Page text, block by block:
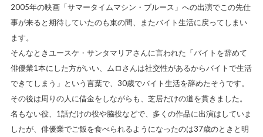
2005年の映画「サマータイムマシン・ブルース」への出演でこの先仕
事が来ると期待していたのも束の間、またバイト生活に戻ってしまい
ます。
そんなときユースケ・サンタマリアさんに言われた「バイトを辞めて
俳優業1本にした方がいい、ムロさんは社交性があるからバイトで生活
できてしまう」という言葉で、30歳でバイト生活を辞めたそうです。
その後は周りの人に借金をしながらも、芝居だけの道を貫きました。
名もない役、1話だけの役や脇役などで、多くの作品に出演はしていま
したが、俳優業でご飯を食べられるようになったのは37歳のときと明